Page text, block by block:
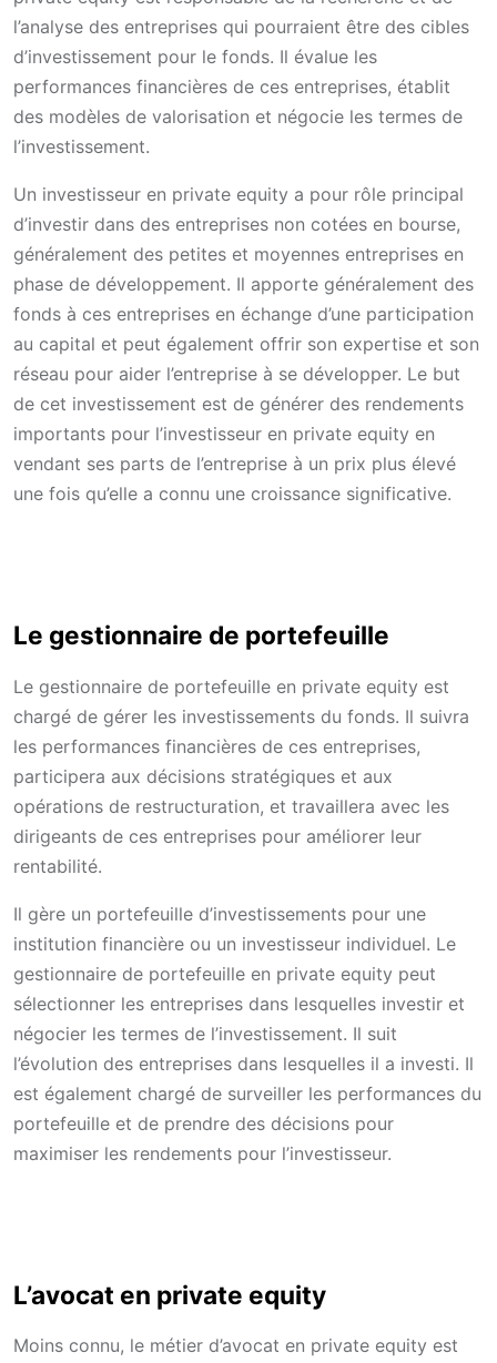
l’analyse des entreprises qui pourraient être des cibles
d’investissement pour le fonds. Il évalue les
performances financières de ces entreprises, établit
des modèles de valorisation et négocie les termes de
l’investissement.
Un investisseur en private equity a pour rôle principal
d’investir dans des entreprises non cotées en bourse,
généralement des petites et moyennes entreprises en
phase de développement. Il apporte généralement des
fonds à ces entreprises en échange d’une participation
au capital et peut également offrir son expertise et son
réseau pour aider l’entreprise à se développer. Le but
de cet investissement est de générer des rendements
importants pour l’investisseur en private equity en
vendant ses parts de l’entreprise à un prix plus élevé
une fois qu’elle a connu une croissance significative.
Le gestionnaire de portefeuille
Le gestionnaire de portefeuille en private equity est
chargé de gérer les investissements du fonds. Il suivra
les performances financières de ces entreprises,
participera aux décisions stratégiques et aux
opérations de restructuration, et travaillera avec les
dirigeants de ces entreprises pour améliorer leur
rentabilité.
Il gère un portefeuille d’investissements pour une
institution financière ou un investisseur individuel. Le
gestionnaire de portefeuille en private equity peut
sélectionner les entreprises dans lesquelles investir et
négocier les termes de l’investissement. Il suit
l’évolution des entreprises dans lesquelles il a investi. Il
est également chargé de surveiller les performances du
portefeuille et de prendre des décisions pour
maximiser les rendements pour l’investisseur.
L’avocat en private equity
Moins connu, le métier d’avocat en private equity est